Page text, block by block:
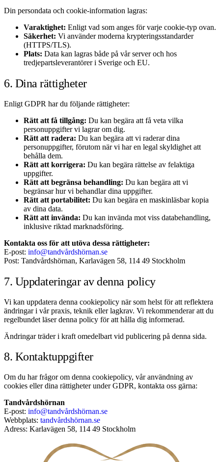
Din persondata och cookie-information lagras:
Varaktighet: Enligt vad som anges för varje cookie-typ ovan.
Säkerhet: Vi använder moderna krypteringsstandarder
(HTTPS/TLS).
Plats: Data kan lagras både på vår server och hos
tredjepartsleverantörer i Sverige och EU.
6. Dina rättigheter
Enligt GDPR har du följande rättigheter:
Rätt att få tillgång: Du kan begära att få veta vilka
personuppgifter vi lagrar om dig.
Rätt att radera: Du kan begära att vi raderar dina
personuppgifter, förutom när vi har en legal skyldighet att
behålla dem.
Rätt att korrigera: Du kan begära rättelse av felaktiga
uppgifter.
Rätt att begränsa behandling: Du kan begära att vi
begränsar hur vi behandlar dina uppgifter.
Rätt att portabilitet: Du kan begära en maskinläsbar kopia
av dina data.
Rätt att invända: Du kan invända mot viss databehandling,
inklusive riktad marknadsföring.
Kontakta oss för att utöva dessa rättigheter:
E-post: info@tandvårdshörnan.se
Post: Tandvårdshörnan, Karlavägen 58, 114 49 Stockholm
7. Uppdateringar av denna policy
Vi kan uppdatera denna cookiepolicy när som helst för att reflektera
ändringar i vår praxis, teknik eller lagkrav. Vi rekommenderar att du
regelbundet läser denna policy för att hålla dig informerad.
Ändringar träder i kraft omedelbart vid publicering på denna sida.
8. Kontaktuppgifter
Om du har frågor om denna cookiepolicy, vår användning av
cookies eller dina rättigheter under GDPR, kontakta oss gärna:
Tandvårdshörnan
E-post: info@tandvårdshörnan.se
Webbplats: tandvårdshörnan.se
Adress: Karlavägen 58, 114 49 Stockholm